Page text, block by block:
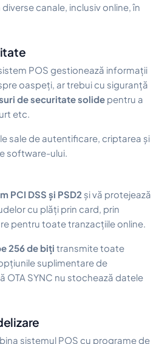
diverse canale, inclusiv online, în
POS gestionează informații
oaspeți, ar trebui cu siguranță
de securitate solide pentru a
etc.
sale de autentificare, criptarea și
software-ului.
PCI DSS și PSD2 și vă protejează
cu plăți prin card, prin
pentru toate tranzacțiile online.
256 de biți transmite toate
suplimentare de
OTA SYNC nu stochează datele
sistemul POS cu programe de